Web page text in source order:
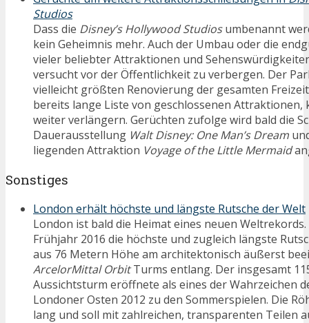
Studios
Dass die Disney’s Hollywood Studiosumbenannt
kein Geheimnis mehr. Auch der Umbau oder die
vieler beliebter Attraktionen und
versucht vor der Öffentlichkeit zu verbergen. Der
vielleicht größten Renovierung der gesamten
bereits lange Liste von geschlossenen Attraktionen,
weiter verlängern. Gerüchten zufolge wird bald die
Dauerausstellung Walt Disney: One Man’s Dream
liegenden Attraktion Voyage of the Little Mermaid
Sonstiges
London erhält höchste und längste Rutsche der Welt
London ist bald die Heimat eines neuen
Frühjahr 2016 die höchste und zugleich längste
aus 76 Metern Höhe am architektonisch äußerst
ArcelorMittal OrbitTurms entlang. Der insgesamt
Aussichtsturm eröffnete als eines der Wahrzeichen
Londoner Osten 2012 zu den Sommerspielen. Die
lang und soll mit zahlreichen, transparenten Teilen